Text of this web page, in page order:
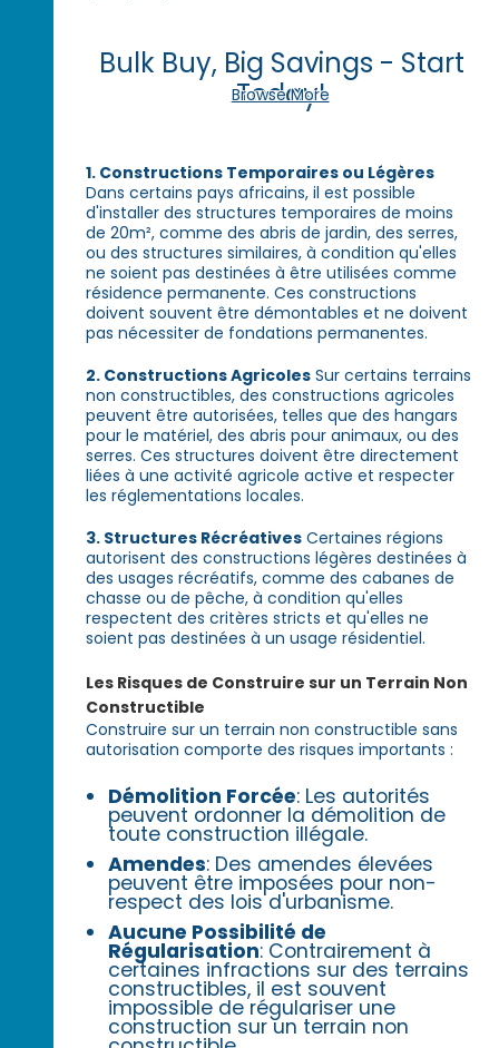
Bulk Buy, Big Savings - Start
Today!
Browse More
1. Constructions Temporaires ou Légères
Dans certains pays africains, il est possible
d'installer des structures temporaires de moins
de 20m², comme des abris de jardin, des serres,
ou des structures similaires, à condition qu'elles
ne soient pas destinées à être utilisées comme
résidence permanente. Ces constructions
doivent souvent être démontables et ne doivent
pas nécessiter de fondations permanentes.
2. Constructions Agricoles Sur certains terrains
non constructibles, des constructions agricoles
peuvent être autorisées, telles que des hangars
pour le matériel, des abris pour animaux, ou des
serres. Ces structures doivent être directement
liées à une activité agricole active et respecter
les réglementations locales.
3. Structures Récréatives Certaines régions
autorisent des constructions légères destinées à
des usages récréatifs, comme des cabanes de
chasse ou de pêche, à condition qu'elles
respectent des critères stricts et qu'elles ne
soient pas destinées à un usage résidentiel.
Les Risques de Construire sur un Terrain Non
Constructible
Construire sur un terrain non constructible sans
autorisation comporte des risques importants :
Démolition Forcée: Les autorités
peuvent ordonner la démolition de
toute construction illégale.
Amendes: Des amendes élevées
peuvent être imposées pour non-
respect des lois d'urbanisme.
Aucune Possibilité de
Régularisation: Contrairement à
certaines infractions sur des terrains
constructibles, il est souvent
impossible de régulariser une
construction sur un terrain non